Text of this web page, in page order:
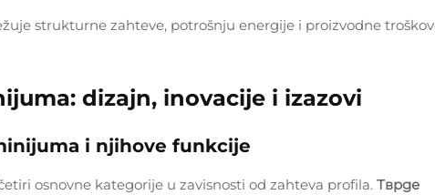
strukturne zahteve, potrošnju energije i proizvodne
dizajn, inovacije i izazovi
i njihove funkcije
osnovne kategorije u zavisnosti od zahteva profila. Тврде